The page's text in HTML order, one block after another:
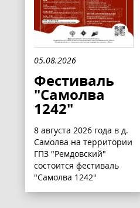
05.08.2026
Фестиваль
"Самолва
1242"
8 августа 2026 года в д.
Самолва на территории
ГПЗ "Ремдовский"
состоится фестиваль
"Самолва 1242"